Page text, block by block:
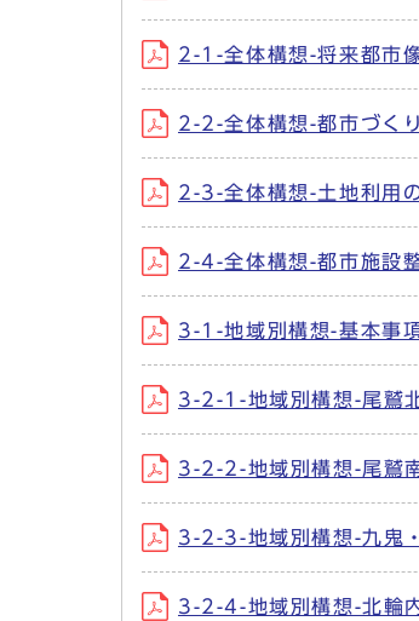
2-1-全体構想-将来都市
2-2-全体構想-都市づ
2-3-全体構想-土地利
2-4-全体構想-都市施
3-1-地域別構想-基本
3-2-1-地域別構想-尾
3-2-2-地域別構想-尾
3-2-3-地域別構想-九
3-2-4-地域別構想-北